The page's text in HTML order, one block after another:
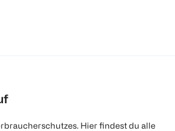
Hier findest du alle